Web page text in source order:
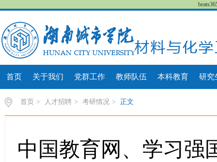
首页 关于我们 党群工作 教师队伍 本科教育 研究
首页 > 人才招聘 > 考研情况 > 正文
中国教育网、学习强